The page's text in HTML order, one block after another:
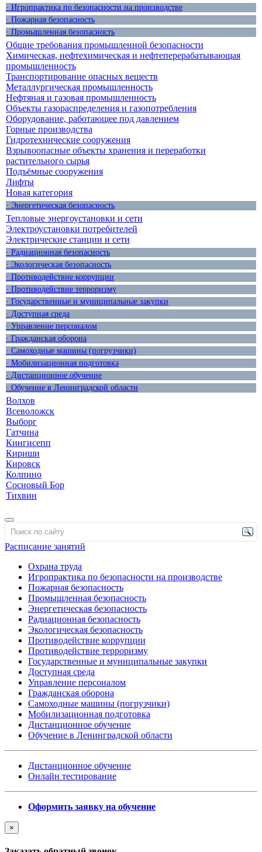
· Игропрактика по безопасности на производстве
· Пожарная безопасность
· Промышленная безопасность
Общие требования промышленной безопасности
Химическая, нефтехимическая и нефтеперерабатывающая
промышленность
Транспортирование опасных веществ
Металлургическая промышленность
Нефтяная и газовая промышленность
Объекты газораспределения и газопотребления
Оборудование, работающее под давлением
Горные производства
Гидротехнические сооружения
Взрывоопасные объекты хранения и переработки
растительного сырья
Подъёмные сооружения
Лифты
Новая категория
· Энергетическая безопасность
Тепловые энергоустановки и сети
Электроустановки потребителей
Электрические станции и сети
· Радиационная безопасность
· Экологическая безопасность
· Противодействие коррупции
· Противодействие терроризму
· Государственные и муниципальные закупки
· Доступная среда
· Управление персоналом
· Гражданская оборона
· Самоходные машины (погрузчики)
· Мобилизационная подготовка
· Дистанционное обучение
· Обучение в Ленинградской области
Волхов
Всеволожск
Выборг
Гатчина
Кингисепп
Кириши
Кировск
Колпино
Сосновый Бор
Тихвин
Расписание занятий
Охрана труда
Игропрактика по безопасности на производстве
Пожарная безопасность
Промышленная безопасность
Энергетическая безопасность
Радиационная безопасность
Экологическая безопасность
Противодействие коррупции
Противодействие терроризму
Государственные и муниципальные закупки
Доступная среда
Управление персоналом
Гражданская оборона
Самоходные машины (погрузчики)
Мобилизационная подготовка
Дистанционное обучение
Обучение в Ленинградской области
Дистанционное обучение
Онлайн тестирование
Оформить заявку на обучение
×